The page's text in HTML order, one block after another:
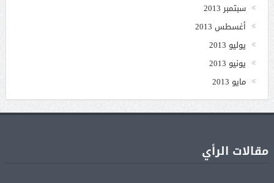
سبتمبر 2013
أغسطس 2013
يوليو 2013
يونيو 2013
مايو 2013
مقالات الرأي